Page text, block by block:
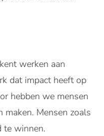
werken aan
dat impact heeft op
hebben we mensen
maken. Mensen zoals
te winnen.